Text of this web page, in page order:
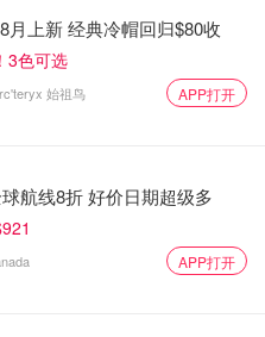
月上新 经典冷帽回归$80收
3色可选
始祖鸟 APP打开
航线8折 好价日期超级多
APP打开